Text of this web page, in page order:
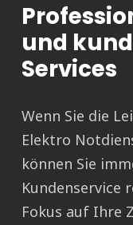
und
Services
Wenn Sie die
Elektro
können Sie
Kundenservice
Fokus auf Ihre